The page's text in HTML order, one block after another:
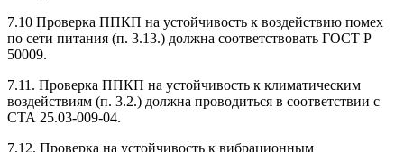
7.10 Проверка ППКП на устойчивость к воздействию помех
по сети питания (п. 3.13.) должна соответствовать ГОСТ Р
50009.
7.11. Проверка ППКП на устойчивость к климатическим
воздействиям (п. 3.2.) должна проводиться в соответствии с
СТА 25.03-009-04.
7.12. Проверка на устойчивость к вибрационным